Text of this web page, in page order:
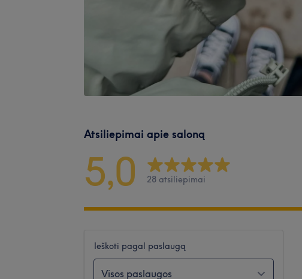
Atsiliepimai apie saloną
5,0 28 atsiliepimai
Ieškoti pagal paslaugą
Visos paslaugos